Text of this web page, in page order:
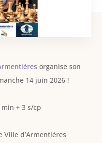
organise son
14 juin 2026 !
+ 3 s/cp
Ville d’Armentières